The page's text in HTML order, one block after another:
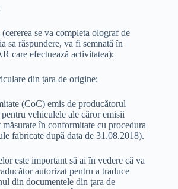
se va completa olograf de
sa răspundere, va fi semnată în
care efectuează activitatea);
din țara de origine;
(CoC) emis de producătorul
vehiculele ale căror emisii
în conformitate cu procedura
fabricate după data de 31.08.2018).
este important să ai în vedere că va
autorizat pentru a traduce
din documentele din țara de